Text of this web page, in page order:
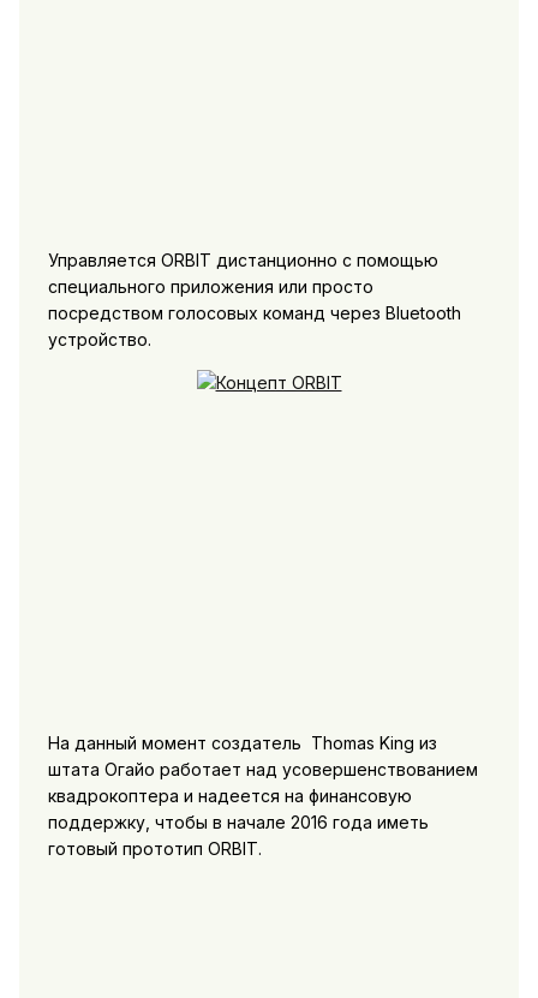
Управляется ORBIT дистанционно с помощью
специального приложения или просто
посредством голосовых команд через Bluetooth
устройство.
На данный момент создатель Thomas King из
штата Огайо работает над усовершенствованием
квадрокоптера и надеется на финансовую
поддержку, чтобы в начале 2016 года иметь
готовый прототип ORBIT.